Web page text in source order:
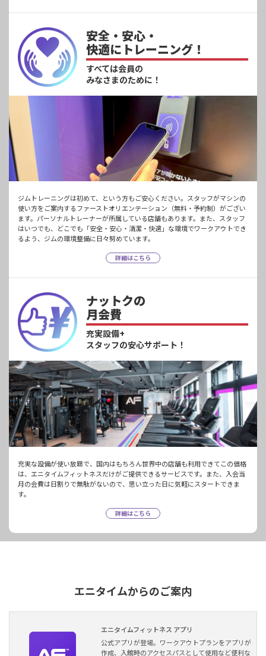
安全・安心・
快適にトレーニング！
すべては会員の
みなさまのために！
ジムトレーニングは初めて、という方もご安心ください。スタッフがマシンの
使い方をご案内するファーストオリエンテーション（無料・予約制）がござい
ます。パーソナルトレーナーが所属している店舗もあります。また、スタッフ
はいつでも、どこでも「安全・安心・清潔・快適」な環境でワークアウトでき
るよう、ジムの環境整備に日々努めています。
詳細はこちら
ナットクの
月会費
充実設備+
スタッフの安心サポート！
充実な設備が使い放題で、国内はもちろん世界中の店舗も利用できてこの価格
は、エニタイムフィットネスだけがご提供できるサービスです。また、入会当
月の会費は日割りで無駄がないので、思い立った日に気軽にスタートできま
す。
詳細はこちら
エニタイムからのご案内
エニタイムフィットネス アプリ
公式アプリが登場。ワークアウトプランをアプリが
作成、入館時のアクセスパスとして使用など便利な